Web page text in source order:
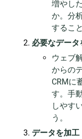
増やし
か。分
するこ
必要なデータ
ウェブ
からの
CRMに
す。手
しやす
う。
データを加